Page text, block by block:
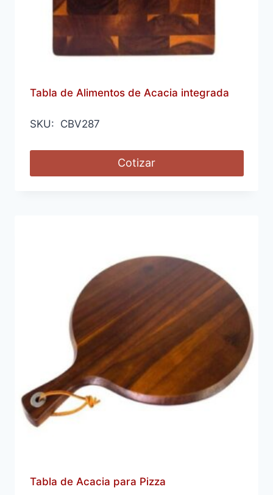
Tabla de Alimentos de Acacia integrada
SKU: CBV287
Cotizar
Tabla de Acacia para Pizza